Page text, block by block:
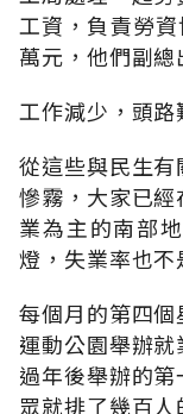
工資，負責勞
萬元，他們副總
工作減少，頭路
從這些與民生
慘霧，大家已
業為主的南部
燈，失業率也不
每個月的第四
運動公園舉辦
過年後舉辦的
眾就排了幾百